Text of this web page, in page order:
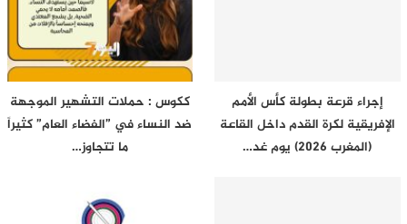
إجراء قرعة بطولة كأس الأمم
الإفريقية لكرة القدم داخل القاعة
(المغرب 2026) يوم غد…
ككوس : حملات التشهير الموجهة
ضد النساء في ”الفضاء العام” كثيراً
ما تتجاوز…